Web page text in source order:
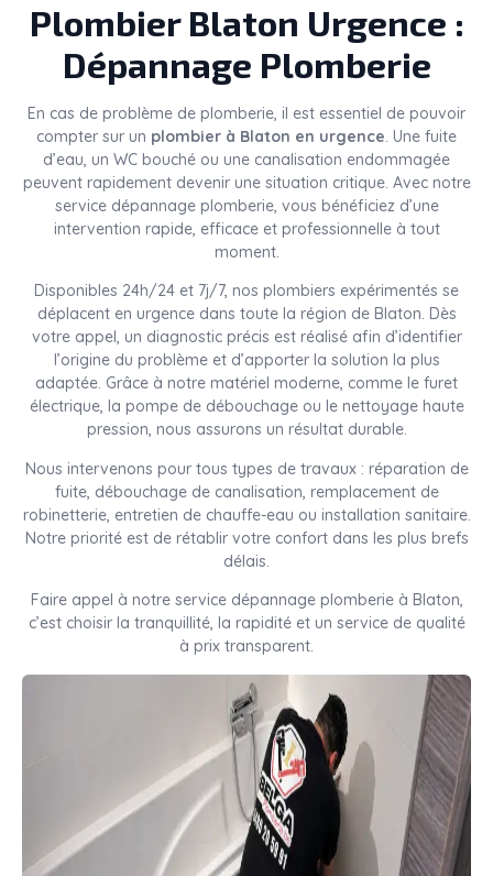
Plombier Blaton Urgence :
Dépannage Plomberie
En cas de problème de plomberie, il est essentiel de pouvoir
compter sur un plombier à Blaton en urgence. Une fuite
d’eau, un WC bouché ou une canalisation endommagée
peuvent rapidement devenir une situation critique. Avec notre
service dépannage plomberie, vous bénéficiez d’une
intervention rapide, efficace et professionnelle à tout
moment.
Disponibles 24h/24 et 7j/7, nos plombiers expérimentés se
déplacent en urgence dans toute la région de Blaton. Dès
votre appel, un diagnostic précis est réalisé afin d’identifier
l’origine du problème et d’apporter la solution la plus
adaptée. Grâce à notre matériel moderne, comme le furet
électrique, la pompe de débouchage ou le nettoyage haute
pression, nous assurons un résultat durable.
Nous intervenons pour tous types de travaux : réparation de
fuite, débouchage de canalisation, remplacement de
robinetterie, entretien de chauffe-eau ou installation sanitaire.
Notre priorité est de rétablir votre confort dans les plus brefs
délais.
Faire appel à notre service dépannage plomberie à Blaton,
c’est choisir la tranquillité, la rapidité et un service de qualité
à prix transparent.